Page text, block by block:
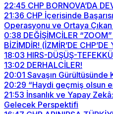
22:45 CHP BORNOVA’DA
21:36 CHP İçerisinde
Operasyonu ve Ortaya
0:38 DEĞİŞİMCİLER
BİZİMDİR! (İZMİR’DE
18:03 HIRS-DÜŞÜŞ-
13:02 DERHALCİLER!
20:01 Savaşın Gürültüsünde
20:29 “Haydi geçmiş olsun
21:53 İnsanlık ve Yapay
Gelecek Perspektifi